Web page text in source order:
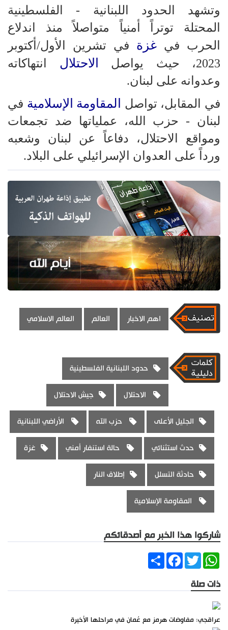
وتشهد الحدود اللبنانية - الفلسطينية
المحتلة توتراً أمنياً متواصلاً منذ اندلاع
الحرب في غزة في تشرين الأول/أكتوبر
2023، حيث يواصل
الاحتلال انتهاكاته
وعدوانه على لبنان.
في المقابل، تواصل المقاومة الإسلامية في
لبنان - حزب الله، عملياتها ضد تجمعات
ومواقع الاحتلال، دفاعاً عن لبنان وشعبه
ورداً على العدوان الإسرائيلي على البلاد.
اهم الاخبار العالم العالم الاسلامي
حدود اللبنانية الفلسطينية
الاحتلال جيش الاحتلال
الجليل الأعلى حزب الله الأراضي اللبنانية
حدث استثنائي حالة استنفار أمني غزة
حادثة التسلل إطلاق النار
المقاومة الإسلامية
شاركوا هذا الخبر مع أصدقائكم
ShareFacebookTwitter
WhatsApp
ذات صلة
عراقجي: مفاوضات هرمز مع عُمان في مراحلها الأخيرة